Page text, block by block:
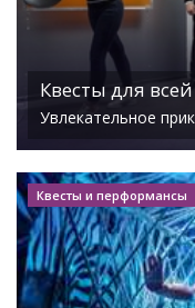
Квесты для
Увлекательное
Квесты и перформансы